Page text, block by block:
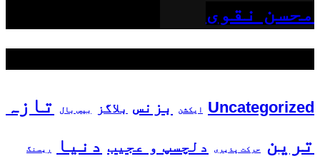
محسن نقوی
Uncategorized ایکشن بزنس بلاگز بیس بال
تازہ
ترین
حرکت پذیری دلچسپ و عجیب دنیا ریسنگ